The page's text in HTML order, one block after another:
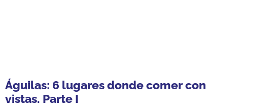
Águilas: 6 lugares donde comer con
vistas. Parte I